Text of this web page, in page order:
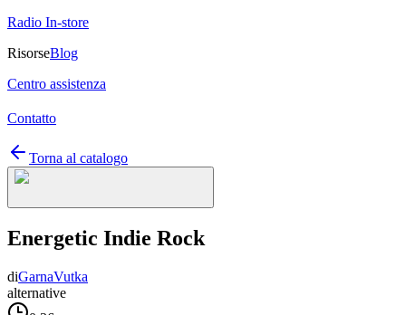
Radio In-store
RisorseBlog
Centro assistenza
Contatto
Torna al catalogo
Energetic Indie Rock
diGarnaVutka
alternative